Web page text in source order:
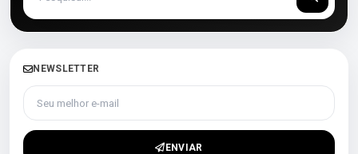
NEWSLETTER
Seu melhor e-mail
ENVIAR